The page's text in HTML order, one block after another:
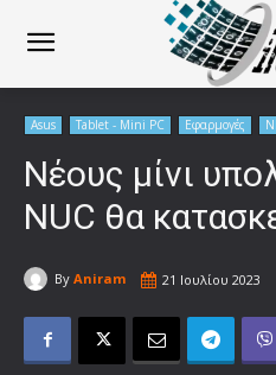
Asus Tablet - Mini PC Εφαρμογές
Νέους μίνι
NUC θα
By Aniram 21 Ιουλίου 2023